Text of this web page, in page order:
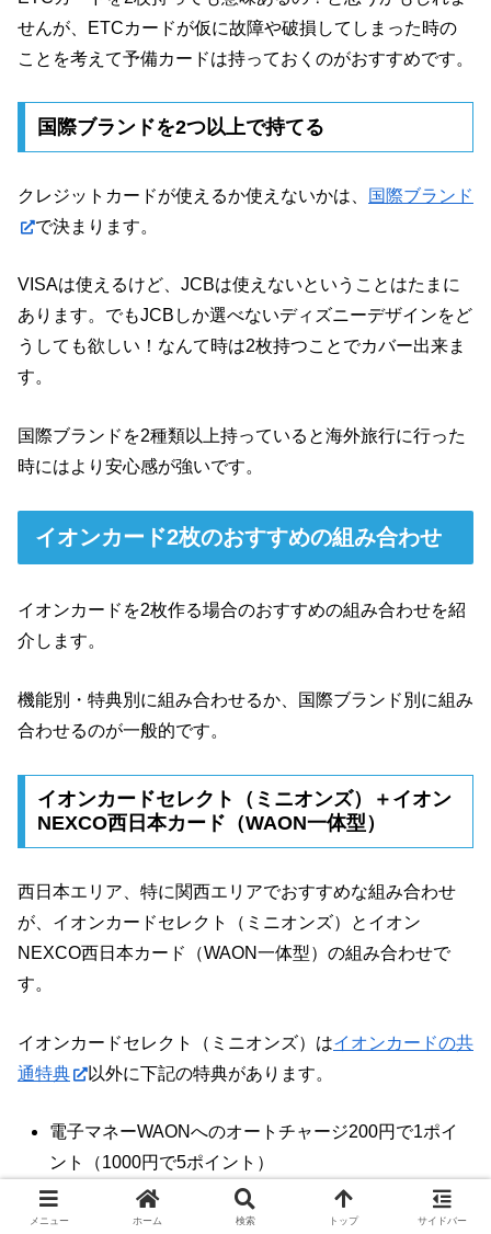
せんが、ETCカードが仮に故障や破損してしまった時の
ことを考えて予備カードは持っておくのがおすすめです。
国際ブランドを2つ以上で持てる
クレジットカードが使えるか使えないかは、
国際ブランド
で決まります。
VISAは使えるけど、JCBは使えないということはたまに
あります。でもJCBしか選べないディズニーデザインをど
うしても欲しい！なんて時は2枚持つことでカバー出来ま
す。
国際ブランドを2種類以上持っていると海外旅行に行った
時にはより安心感が強いです。
イオンカード2枚のおすすめの組み合わせ
イオンカードを2枚作る場合のおすすめの組み合わせを紹
介します。
機能別・特典別に組み合わせるか、国際ブランド別に組み
合わせるのが一般的です。
イオンカードセレクト（ミニオンズ）＋イオン
NEXCO西日本カード（WAON一体型）
西日本エリア、特に関西エリアでおすすめな組み合わせ
が、イオンカードセレクト（ミニオンズ）とイオン
NEXCO西日本カード（WAON一体型）の組み合わせで
す。
イオンカードセレクト（ミニオンズ）はイオンカードの共
通特典
以外に下記の特典があります。
電子マネーWAONへのオートチャージ200円で1ポイ
ント（1000円で5ポイント）
イオンシネマの優待価格1000円（税込）のチケット
が購入出来る
メニュー ホーム 検索 トップ サイドバー